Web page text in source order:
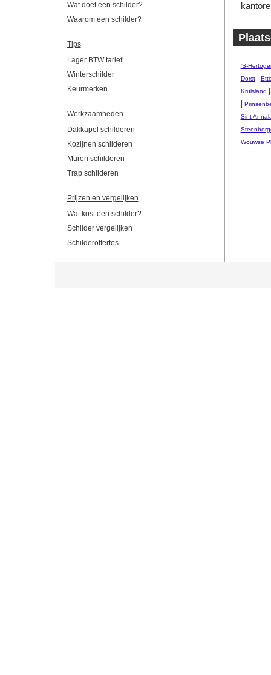
Wat doet een schilder?
Waarom een schilder?
Tips
Lager BTW tarief
Winterschilder
Keurmerken
Werkzaamheden
Dakkapel schilderen
Kozijnen schilderen
Muren schilderen
Trap schilderen
Prijzen en vergelijken
Wat kost een schilder?
Schilder vergelijken
Schilderoffertes
'S-
Dorst|
Kruisland
Sint
Wouwse